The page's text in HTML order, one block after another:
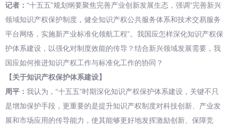
记者： “十五五”规划纲要聚焦完善产业创新发展生态，强调“完善新兴
领域知识产权保护制度，健全知识产权公共服务体系和技术交易服务
平台网络，实施新产业标准化领航工程”。我国应怎样深化知识产权保
护体系建设，以强化对制度效能的传导？结合新兴领域发展需要，我
国应如何推进知识产权工作与标准化工作的协同？
【关于知识产权保护体系建设】
周平： 我认为，“十五五”时期深化知识产权保护体系建设，关键不只
是增加保护手段，更重要的是提升知识产权制度对科技创新、产业发
展和市场应用的传导能力，使其能够更好地发挥激励创新、保障竞